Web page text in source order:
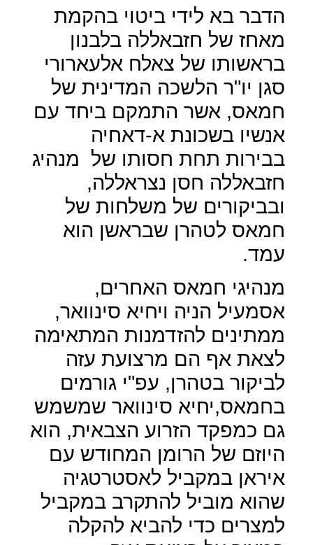
הדבר בא לידי ביטוי בהקמת
מאחז של חזבאללה בלבנון
בראשותו של צאלח אלעארורי
סגן יו"ר הלשכה המדינית של
חמאס, אשר התמקם ביחד עם
אנשיו בשכונת א-דאחיה
בבירות תחת חסותו של מנהיג
חזבאללה חסן נצראללה,
ובביקורים של משלחות של
חמאס לטהרן שבראשן הוא
עמד.
מנהיגי חמאס האחרים,
אסמעיל הניה ויחיא סינוואר,
ממתינים להזדמנות המתאימה
לצאת אף הם מרצועת עזה
לביקור בטהרן, עפ"י גורמים
בחמאס,יחיא סינוואר שמשמש
גם כמפקד הזרוע הצבאית, הוא
היוזם של הרומן המחודש עם
איראן במקביל לאסטרטגיה
שהוא מוביל להתקרב במקביל
למצרים כדי להביא להקלה